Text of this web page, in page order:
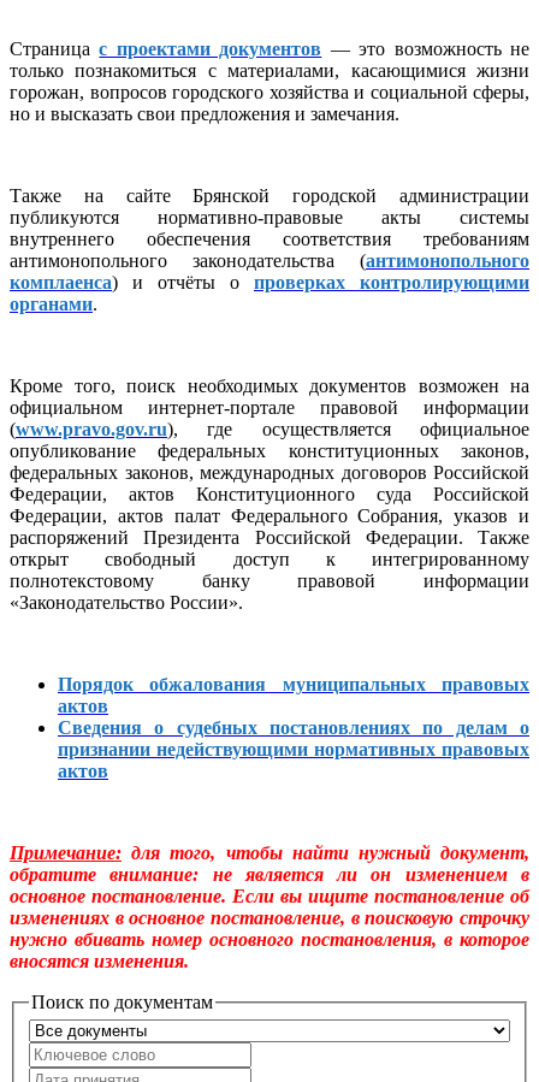
Страницас проектами документов — это возможность не
только познакомиться с материалами, касающимися жизни
горожан, вопросов городского хозяйства и социальной сферы,
но и высказать свои предложения и замечания.
Также на сайте Брянской городской администрации
публикуются нормативно-правовые акты системы
внутреннего обеспечения соответствия требованиям
антимонопольного законодательства (антимонопольного
комплаенса) и отчёты о проверках контролирующими
органами.
Кроме того, поиск необходимых документов возможен на
официальном интернет-портале правовой информации
(www.pravo.gov.ru), где осуществляется официальное
опубликование федеральных конституционных законов,
федеральных законов, международных договоров Российской
Федерации, актов Конституционного суда Российской
Федерации, актов палат Федерального Собрания, указов и
распоряжений Президента Российской Федерации. Также
открыт свободный доступ к интегрированному
полнотекстовому банку правовой информации
«Законодательство России».
Порядок обжалования муниципальных правовых
актов
Сведения о судебных постановлениях по делам о
признании недействующими нормативных правовых
актов
Примечание: для того, чтобы найти нужный документ,
обратите внимание: не является ли он изменением в
основное постановление. Если вы ищите постановление об
изменениях в основное постановление, в поисковую строчку
нужно вбивать номер основного постановления, в которое
вносятся изменения.
Поиск по документам